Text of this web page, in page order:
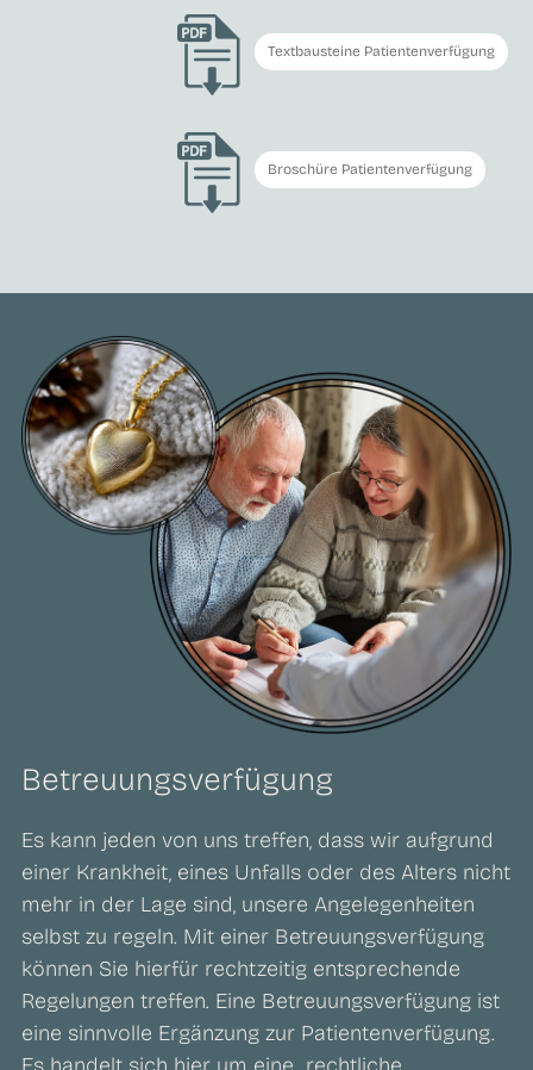
Textbausteine Patientenverfügung
Broschüre Patientenverfügung
Betreuungsverfügung
Es kann jeden von uns treffen, dass wir aufgrund
einer Krankheit, eines Unfalls oder des Alters nicht
mehr in der Lage sind, unsere Angelegenheiten
selbst zu regeln. Mit einer Betreuungsverfügung
können Sie hierfür rechtzeitig entsprechende
Regelungen treffen. Eine Betreuungsverfügung ist
eine sinnvolle Ergänzung zur Patientenverfügung.